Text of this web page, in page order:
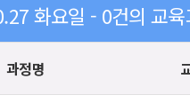
화요일 - 0건의 교
과정명